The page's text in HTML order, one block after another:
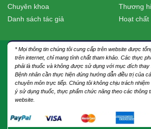
Chuyên khoa
Danh sách tác giả
Thương
Hoạt chất
* Mọi thông tin chúng tôi cung cấp trên website được
trên internet, chỉ mang tính chất tham khảo. Các thực
phải là thuốc và không được sử dụng với mục đích thay
Bệnh nhân cần thực hiện đúng hướng dẫn điều trị của
chuyên môn trực tiếp. Chúng tôi không chịu trách
ý sử dụng thuốc, thực phẩm chức năng theo các thông
website.